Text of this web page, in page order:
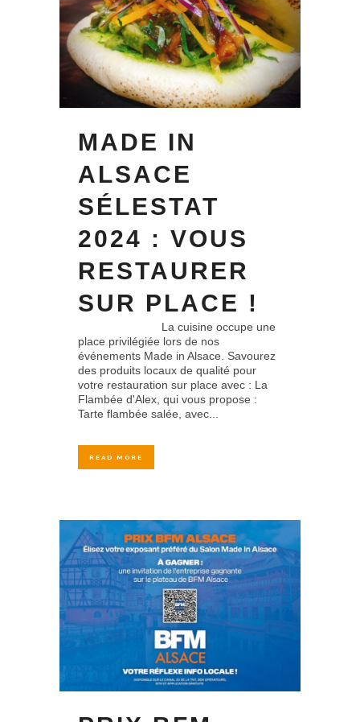
MADE IN
ALSACE
SÉLESTAT
2024 : VOUS
RESTAURER
SUR PLACE !
La cuisine occupe une
place privilégiée lors de nos
événements Made in Alsace. Savourez
des produits locaux de qualité pour
votre restauration sur place avec : La
Flambée d'Alex, qui vous propose :
Tarte flambée salée, avec...
READ MORE